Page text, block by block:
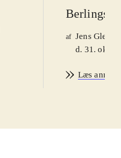
af Jens
d. 31. okt.
Læs